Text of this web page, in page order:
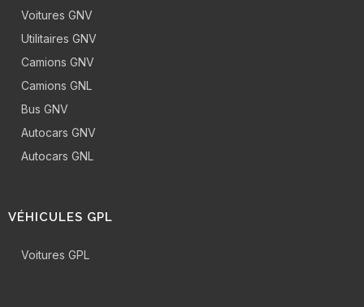
Voitures GNV
Utilitaires GNV
Camions GNV
Camions GNL
Bus GNV
Autocars GNV
Autocars GNL
VÉHICULES GPL
Voitures GPL